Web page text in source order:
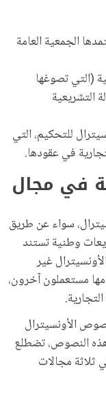
الجمعية العامة
(التي تصوغها
التشريعية
للتحكيم، التي
في عقودها.
في مجال
سواء عن طريق
وطنية تستند
غير
مستعملون آخرون،
الأونسيترال
النصوص، تضطلع
ثلاثة مجالات